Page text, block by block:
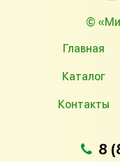
©
Главная
Каталог
Контакты
8